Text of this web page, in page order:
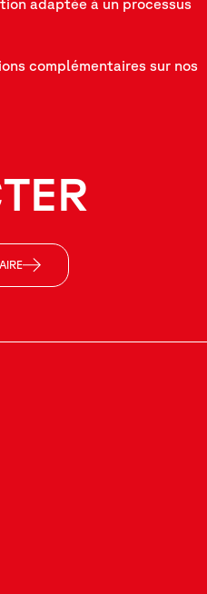
adaptée à un processus
complémentaires sur nos